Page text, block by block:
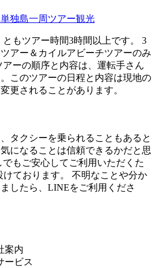
独島一周ツアー観光
もツアー時間3時間以上です。 3
アー＆カイルアビーチツアーのみ
ーの順序と内容は、運転手さん
このツアーの日程と内容は現地の
更されることがあります。
タクシーを乗られることもあると
になることは信頼できるかだと思
もご安心してご利用いただくた
ております。 不明なことや分か
したら、LINEをご利用くださ
案内
ービス